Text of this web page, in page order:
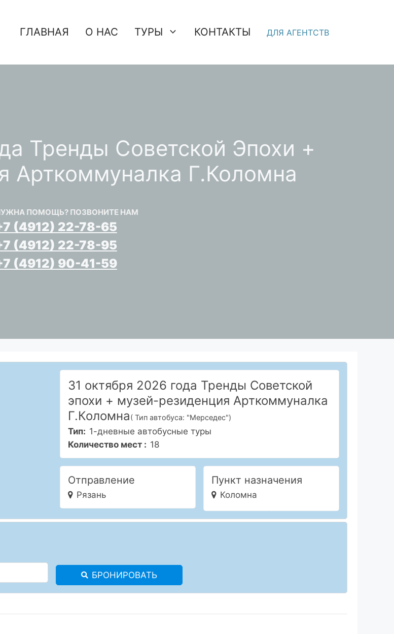
ГЛАВНАЯ О НАС ТУРЫ КОНТАКТЫ ДЛЯ АГЕНТСТВ
Тренды Советской Эпохи +
Арткоммуналка Г.Коломна
ПОМОЩЬ? ПОЗВОНИТЕ НАМ
(4912) 22-78-65
(4912) 22-78-95
(4912) 90-41-59
31 октября 2026 года Тренды Советской
эпохи + музей-резиденция Арткоммуналка
Г.Коломна( Тип автобуса: "Мерседес")
Тип: 1-дневные автобусные туры
Количество мест : 18
Отправление
Рязань
Пункт назначения
Коломна
БРОНИРОВАТЬ